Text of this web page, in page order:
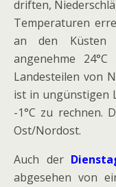
driften,
Temperaturen
an den Küsten
angenehme
Landesteilen von
ist in ungünstigen
-1°C zu rechnen.
Ost/Nordost.
Auch der
abgesehen von